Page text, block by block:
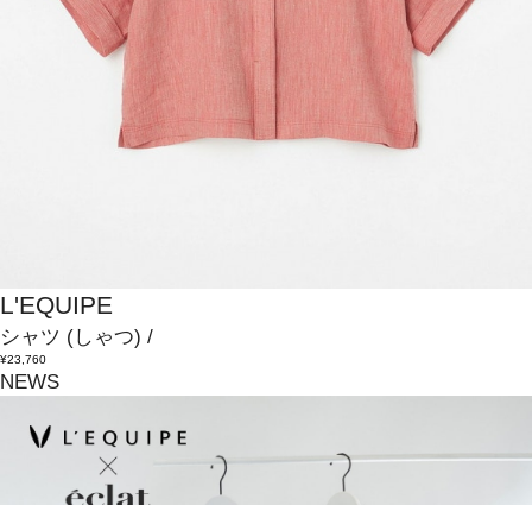
L'EQUIPE
シャツ (しゃつ) /
¥23,760
NEWS